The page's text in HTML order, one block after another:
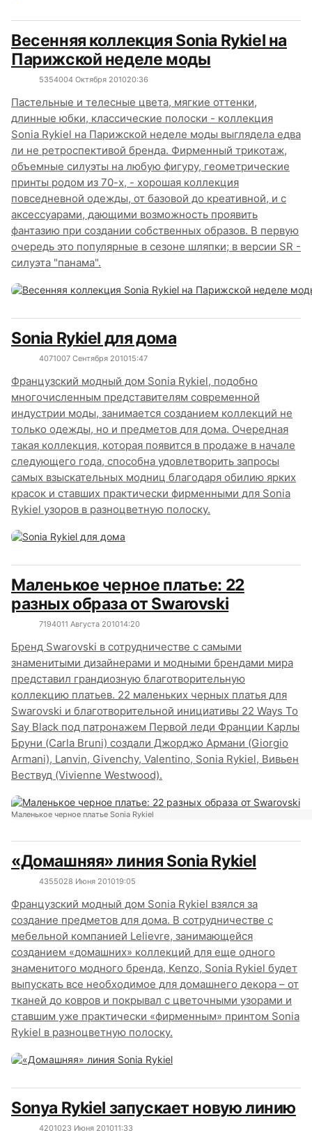
Весенняя коллекция Sonia Rykiel на
Парижской неделе моды
5354004 Октября 201020:36
Пастельные и телесные цвета, мягкие оттенки,
длинные юбки, классические полоски - коллекция
Sonia Rykiel на Парижской неделе моды выглядела едва
ли не ретроспективой бренда. Фирменный трикотаж,
объемные силуэты на любую фигуру, геометрические
принты родом из 70-х, - хорошая коллекция
повседневной одежды, от базовой до креативной, и с
аксессуарами, дающими возможность проявить
фантазию при создании собственных образов. В первую
очередь это популярные в сезоне шляпки; в версии SR -
силуэта "панама".
Sonia Rykiel для дома
4071007 Сентября 201015:47
Французский модный дом Sonia Rykiel, подобно
многочисленным представителям современной
индустрии моды, занимается созданием коллекций не
только одежды, но и предметов для дома. Очередная
такая коллекция, которая появится в продаже в начале
следующего года, способна удовлетворить запросы
самых взыскательных модниц благодаря обилию ярких
красок и ставших практически фирменными для Sonia
Rykiel узоров в разноцветную полоску.
Маленькое черное платье: 22
разных образа от Swarovski
7194011 Августа 201014:20
Бренд Swarovski в сотрудничестве с самыми
знаменитыми дизайнерами и модными брендами мира
представил грандиозную благотворительную
коллекцию платьев. 22 маленьких черных платья для
Swarovski и благотворительной инициативы 22 Ways To
Say Black под патронажем Первой леди Франции Карлы
Бруни (Carla Bruni) создали Джорджо Армани (Giorgio
Armani), Lanvin, Givenchy, Valentino, Sonia Rykiel, Вивьен
Вествуд (Vivienne Westwood).
Маленькое черное платье Sonia Rykiel
«Домашняя» линия Sonia Rykiel
4355028 Июня 201019:05
Французский модный дом Sonia Rykiel взялся за
создание предметов для дома. В сотрудничестве с
мебельной компанией Lelievre, занимающейся
созданием «домашних» коллекций для еще одного
знаменитого модного бренда, Kenzo, Sonia Rykiel будет
выпускать все необходимое для домашнего декора – от
тканей до ковров и покрывал с цветочными узорами и
ставшим уже практически «фирменным» принтом Sonia
Rykiel в разноцветную полоску.
Sonya Rykiel запускает новую линию
4201023 Июня 201011:33